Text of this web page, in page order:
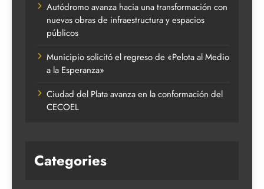
Autódromo avanza hacia una transformación con
nuevas obras de infraestructura y espacios
públicos
Municipio solicitó el regreso de «Pelota al Medio
a la Esperanza»
Ciudad del Plata avanza en la conformación del
CECOEL
Categories